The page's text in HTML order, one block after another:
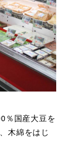
％国産大豆を
木綿をはじ